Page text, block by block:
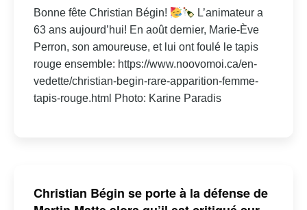
Bonne fête Christian Bégin!
L’animateur a
63 ans aujourd’hui! En août dernier, Marie-Ève
Perron, son amoureuse, et lui ont foulé le tapis
rouge ensemble: https://www.noovomoi.ca/en-
vedette/christian-begin-rare-apparition-femme-
tapis-rouge.html Photo: Karine Paradis
Christian Bégin se porte à la défense de